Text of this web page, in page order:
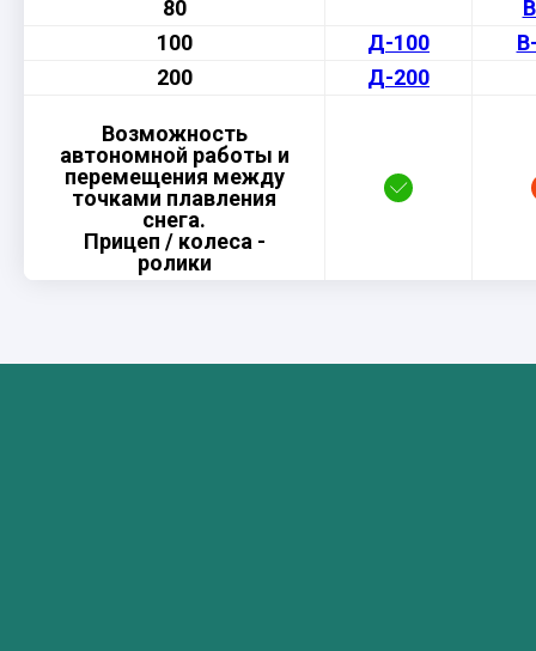
80
100
Д-100
200
Д-200
Возможность
автономной работы и
перемещения между
точками плавления
снега.
Прицеп / колеса -
ролики